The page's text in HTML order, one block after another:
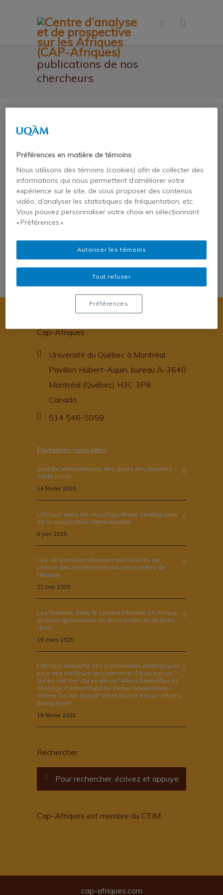
publications de nos
chercheurs
Le Centre d’études sur l’intégration et la
mondialisation et la revue Interventions
économiques ont réalisé une publication
conjointe dédiée au bilan de l’intégration
régionale en Afrique.
https://interventionseconomiques.revues.org/3152
Cap-Afriques
Université du Québec à Montréal
Pavillon Hubert-Aquin, bureau A-3640
Montréal (Québec) H3C 3P8
Canada
514 546-5059
Dernières nouvelles
Journée internationale des droits des femmes –
Table ronde
14 février 2026
L’Afrique dans les reconfigurations stratégiques
de la coopération internationale
9 juin 2025
Les nécessaires réformes curriculaires au
service des transformations structurelles de
l’Afrique
21 mai 2025
Les femmes dans le secteur informel en Afrique :
analyse quantitative de leurs profils et de leurs
choix
19 mars 2025
L’Afrique diversifie ses partenariats stratégiques
pour une meilleure gouvernance: Où en est-on ?
Qu’en sait-on? Qu’en dit-on? Africa Diversifies its
Strategic Partnerships for Better Governance:
Where Do We Stand? What Do We Know? What’s
Being Said?
19 février 2025
Rechercher
Cap-Afriques est membre du CEIM
cap-afriques.com
Préférences en matière de témoins
Nous utilisons des témoins (cookies) afin de collecter des
informations qui nous permettent d’améliorer votre
expérience sur le site, de vous proposer des contenus
vidéo, d’analyser les statistiques de fréquentation, etc.
Vous pouvez personnaliser votre choix en sélectionnant
« Préférences ».
Tout refuser
Autoriser les témoins
Préférences